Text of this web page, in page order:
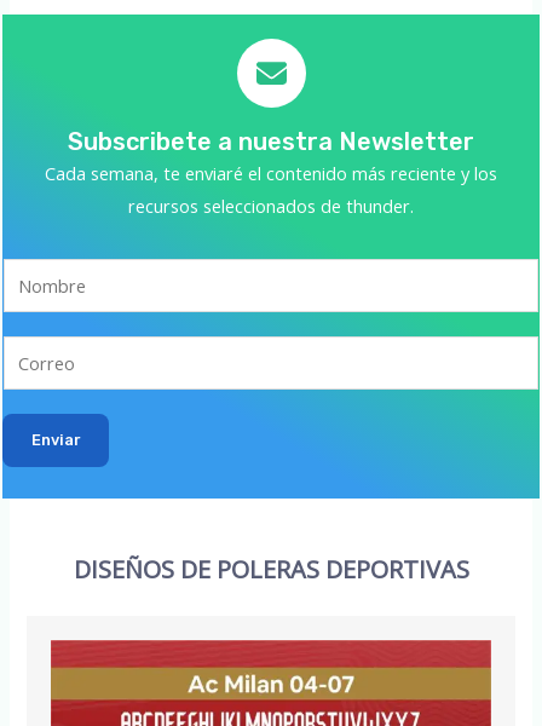
Subscribete a nuestra Newsletter
Cada semana, te enviaré el contenido más reciente y los
recursos seleccionados de thunder.
Enviar
DISEÑOS DE POLERAS DEPORTIVAS